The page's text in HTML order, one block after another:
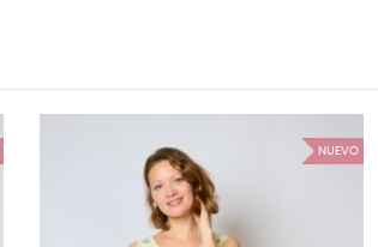
NUEVO